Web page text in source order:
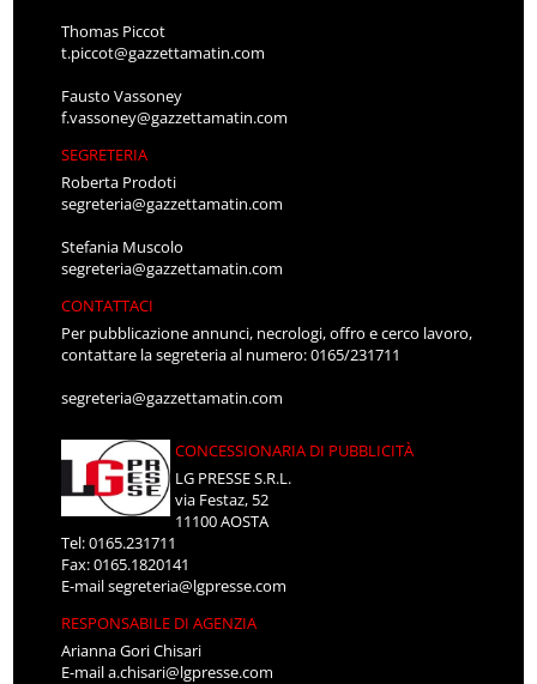
Thomas Piccot
t.piccot@gazzettamatin.com
Fausto Vassoney
f.vassoney@gazzettamatin.com
SEGRETERIA
Roberta Prodoti
segreteria@gazzettamatin.com
Stefania Muscolo
segreteria@gazzettamatin.com
CONTATTACI
Per pubblicazione annunci, necrologi, offro e cerco lavoro,
contattare la segreteria al numero: 0165/231711
segreteria@gazzettamatin.com
CONCESSIONARIA DI PUBBLICITÀ
LG PRESSE S.R.L.
via Festaz, 52
11100 AOSTA
Tel: 0165.231711
Fax: 0165.1820141
E-mailsegreteria@lgpresse.com
RESPONSABILE DI AGENZIA
Arianna Gori Chisari
E-maila.chisari@lgpresse.com